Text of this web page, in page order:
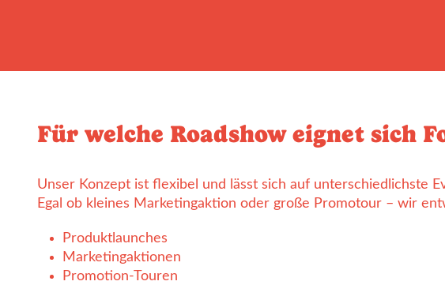
Für welche Roadshow eignet sich
Unser Konzept ist flexibel und lässt sich auf unterschiedlichste
Egal ob kleines Marketingaktion oder große Promotour – wir
Produktlaunches
Marketingaktionen
Promotion-Touren